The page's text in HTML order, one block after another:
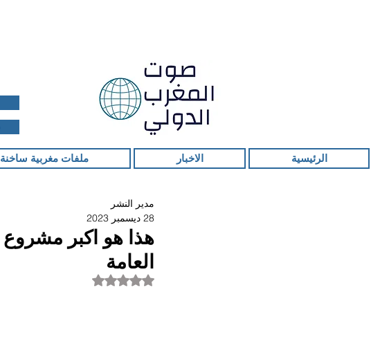
الرئيسية الاخبار ملفات مغربية ساخنة
العامة
مدير النشر
28 ديسمبر 2023
تم التقييم بـ ليس رقمًا من أصل 5 نجوم.